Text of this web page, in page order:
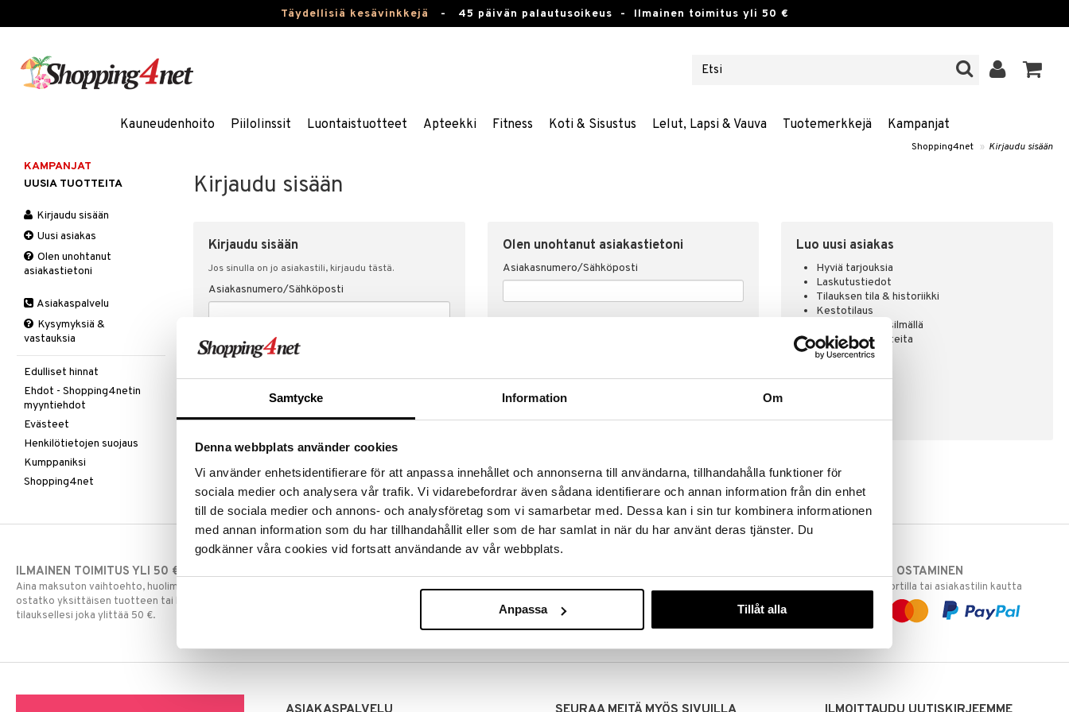
Samtycke Information Om
Denna webbplats använder cookies
Vi använder enhetsidentifierare för att anpassa innehållet och annonserna till användarna, tillhandahålla funktioner för
sociala medier och analysera vår trafik. Vi vidarebefordrar även sådana identifierare och annan information från din enhet
till de sociala medier och annons- och analysföretag som vi samarbetar med. Dessa kan i sin tur kombinera informationen
med annan information som du har tillhandahållit eller som de har samlat in när du har använt deras tjänster. Du
godkänner våra cookies vid fortsatt användande av vår webbplats.
Anpassa Tillåt alla
Täydellisiä kesävinkkejä - 45 päivän palautusoikeus - Ilmainen toimitus yli 50 €
Kauneudenhoito Piilolinssit Luontaistuotteet Apteekki Fitness Koti & Sisustus Lelut, Lapsi & Vauva Tuotemerkkejä Kampanjat
Shopping4net » Kirjaudu sisään
Kirjaudu sisään
Kirjaudu sisään
Jos sinulla on jo asiakastili, kirjaudu tästä.
Asiakasnumero/Sähköposti
Salasana
Olen unohtanut asiakastietoni
Asiakasnumero/Sähköposti
Luo uusi asiakas
Hyviä tarjouksia
Laskutustiedot
Tilauksen tila & historiikki
Kestotilaus
Pidä tuotteita silmällä
Arvostele tuotteita
Toivelistat
KAMPANJAT
UUSIA TUOTTEITA
Kirjaudu sisään
Uusi asiakas
Olen unohtanut
asiakastietoni
Asiakaspalvelu
Kysymyksiä &
vastauksia
Edulliset hinnat
Ehdot - Shopping4netin
myyntiehdot
Evästeet
Henkilötietojen suojaus
Kumppaniksi
Shopping4net
ILMAINEN TOIMITUS YLI 50 €
Aina maksuton vaihtoehto, huolimatta siitä
ostatko yksittäisen tuotteen tai koko
tilauksellesi joka ylittää 50 €.
Ennen kello 13.00 tehdyt tilaukset lähetetään
Ostamalla suuria eriä tuotteita varastoomme
voimme pitää hinnat alhaisina juuri Sinua varten!
Voit olla varma, että teet löytöjä sivuillamme.
TURVALLINEN OSTAMINEN
laskulla, pankkikortilla tai asiakastilin kautta